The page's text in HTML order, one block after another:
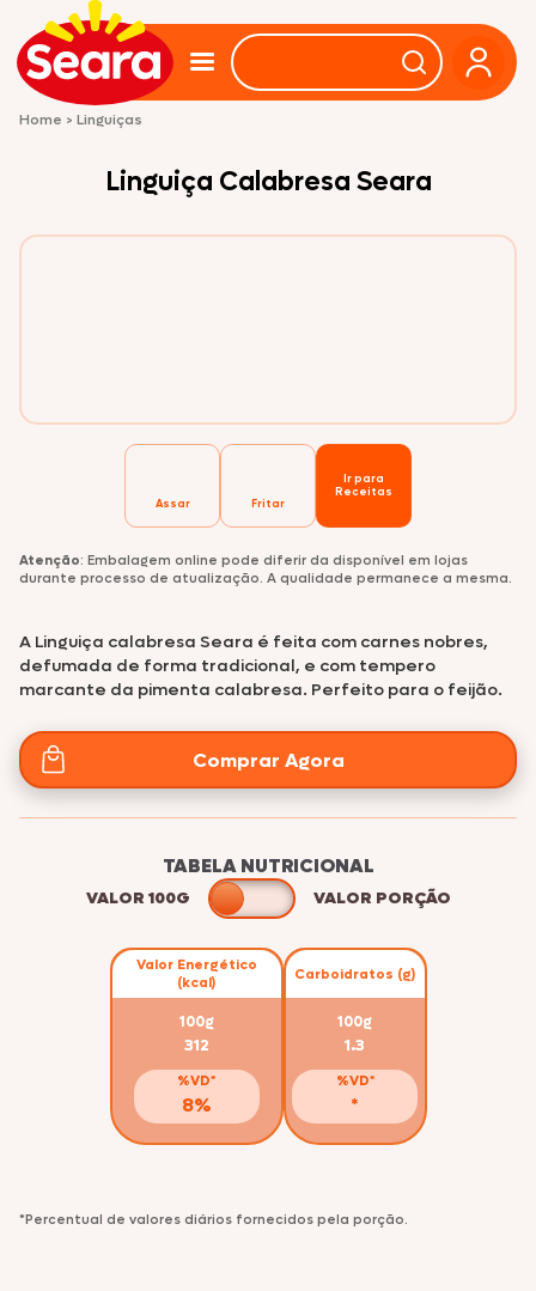
Home > Linguiças
Linguiça Calabresa Seara
Assar Fritar
Ir para
Receitas
Atenção: Embalagem online pode diferir da disponível em lojas
durante processo de atualização. A qualidade permanece a mesma.
A Linguiça calabresa Seara é feita com carnes nobres,
defumada de forma tradicional, e com tempero
marcante da pimenta calabresa. Perfeito para o feijão.
Comprar Agora
TABELA NUTRICIONAL
VALOR 100G VALOR PORÇÃO
Valor Energético
(kcal)
100g
312
%VD*
8%
Carboidratos (g)
100g
1.3
%VD*
*
*Percentual de valores diários fornecidos pela porção.